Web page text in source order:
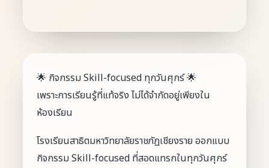
🌟 กิจกรรม Skill-focused ทุกวันศุกร์ 🌟
เพราะการเรียนรู้ที่แท้จริง ไม่ได้จำกัดอยู่เพียงใน
ห้องเรียน
โรงเรียนสาธิตมหาวิทยาลัยราชภัฏเชียงราย ออกแบบ
กิจกรรม Skill-focused ที่สอดแทรกในทุกวันศุกร์